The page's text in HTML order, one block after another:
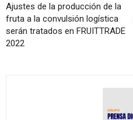
Ajustes de la producción de la
fruta a la convulsión logística
serán tratados en FRUITTRADE
2022